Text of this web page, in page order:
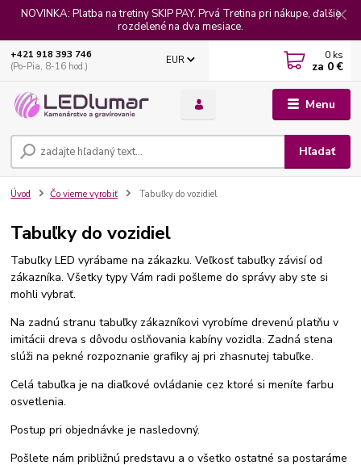
NOVINKA: Platba na tretiny SKIP PAY. Prvá Tretina pri nákupe, ďalšie
rozdelené na dva mesiace.
Menu
EUR
Hľadať
+421 918 393 746
(Po-Pia, 8-16 hod.)
0 ks
za 0 €
Úvod Čo vieme vyrobiť Tabuľky do vozidiel
Tabuľky do vozidiel
Tabuľky LED vyrábame na zákazku. Veľkosť tabuľky závisí od
zákazníka. Všetky typy Vám radi pošleme do správy aby ste si
mohli vybrať.
Na zadnú stranu tabuľky zákazníkovi vyrobíme drevenú platňu v
imitácii dreva s dôvodu oslňovania kabíny vozidla. Zadná stena
slúži na pekné rozpoznanie grafiky aj pri zhasnutej tabuľke.
Celá tabuľka je na diaľkové ovládanie cez ktoré si meníte farbu
osvetlenia.
Postup pri objednávke je nasledovný.
Pošlete nám približnú predstavu a o všetko ostatné sa postaráme